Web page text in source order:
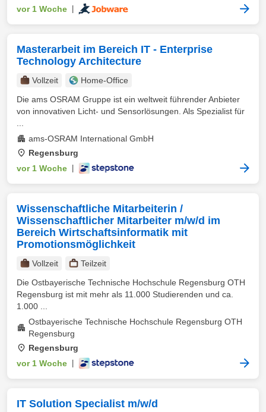
vor 1 Woche
Masterarbeit im Bereich IT - Enterprise
Technology Architecture
Vollzeit
Home-Office
Die ams OSRAM Gruppe ist ein weltweit führender Anbieter
von innovativen Licht- und Sensorlösungen. Als Spezialist für
ams-OSRAM International GmbH
Regensburg
vor 1 Woche
Wissenschaftliche Mitarbeiterin /
Wissenschaftlicher Mitarbeiter m/w/d im
Bereich Wirtschaftsinformatik mit
Promotionsmöglichkeit
Vollzeit
Teilzeit
Die Ostbayerische Technische Hochschule Regensburg OTH
Regensburg ist mit mehr als 11.000 Studierenden und ca.
1.000 ...
Ostbayerische Technische Hochschule Regensburg OTH
Regensburg
Regensburg
vor 1 Woche
IT Solution Specialist m/w/d